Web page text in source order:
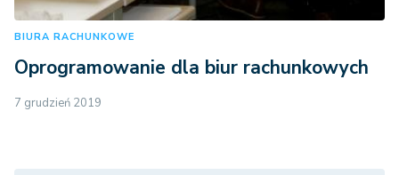
BIURA RACHUNKOWE
Oprogramowanie dla biur rachunkowych
7 grudzień 2019